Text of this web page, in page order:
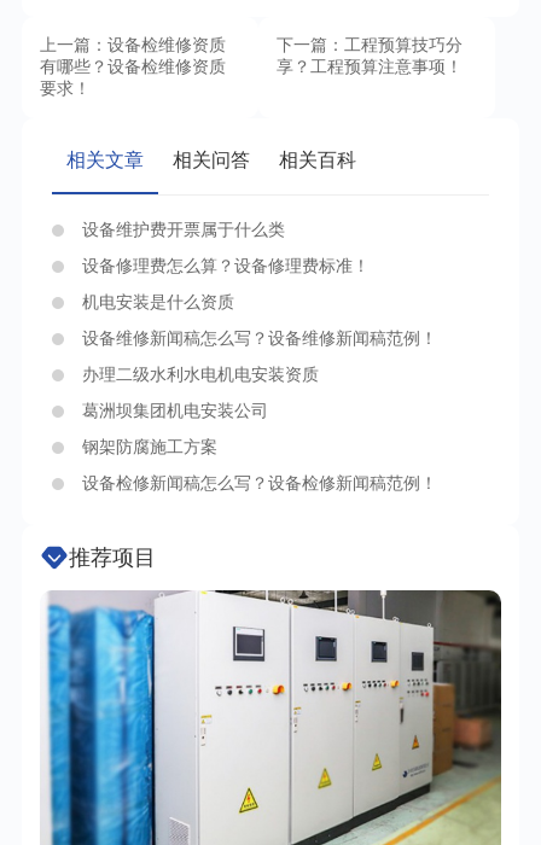
上一篇：设备检维修资质
有哪些？设备检维修资质
要求！
下一篇：工程预算技巧分
享？工程预算注意事项！
相关文章 相关问答 相关百科
设备维护费开票属于什么类
设备修理费怎么算？设备修理费标准！
机电安装是什么资质
设备维修新闻稿怎么写？设备维修新闻稿范例！
办理二级水利水电机电安装资质
葛洲坝集团机电安装公司
钢架防腐施工方案
设备检修新闻稿怎么写？设备检修新闻稿范例！
推荐项目